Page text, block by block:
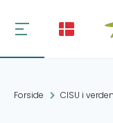
Forside CISU i verden